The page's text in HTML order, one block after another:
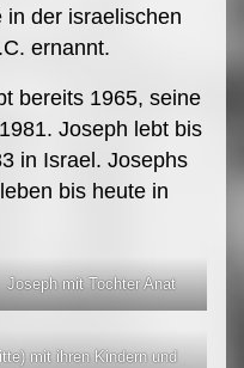
in der israelischen
ernannt.
bereits 1965, seine
Joseph lebt bis
in Israel. Josephs
bis heute in
Joseph mit Tochter Anat
mit ihren Kindern und